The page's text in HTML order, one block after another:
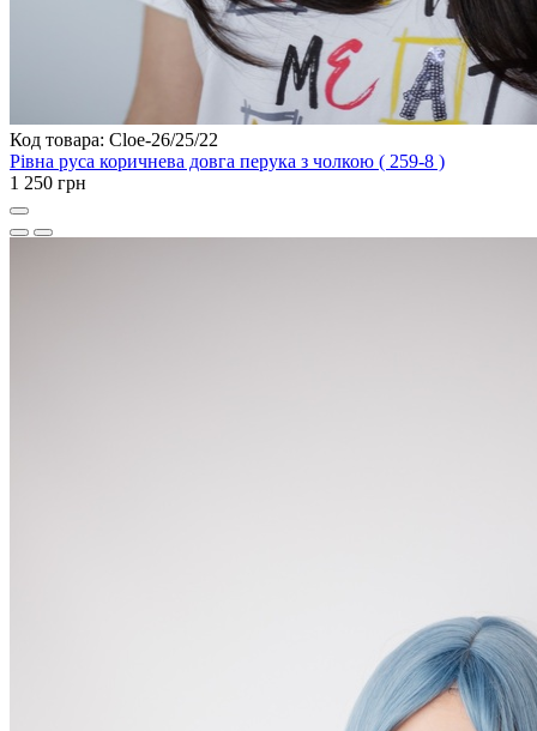
Код товара: Cloe-26/25/22
Рівна руса коричнева довга перука з чолкою ( 259-8 )
1 250 грн